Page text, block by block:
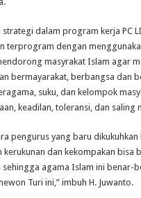
dalam program kerja PC
terprogram dengan
masyrakat Islam agar
bermayarakat, berbangsa dan
suku, dan kelompok
keadilan, toleransi, dan saling
pengurus yang baru
kerukunan dan kekompakan
sehingga agama Islam ini benar-
Turi ini,” imbuh H. Juwanto.